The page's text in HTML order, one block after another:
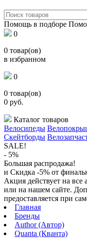
Помощь в подборе
0
0 товар(ов)
в избранном
0
0 товар(ов)
0 руб.
Каталог товаров
Велосипеды
Скейтборды
SALE!
- 5%
Большая распродажа!
и Скидка -5% от
Акция действует на все
или на нашем сайте.
предоставляется при
Главная
Бренды
Author (Автор)
Quanta (Кванта)